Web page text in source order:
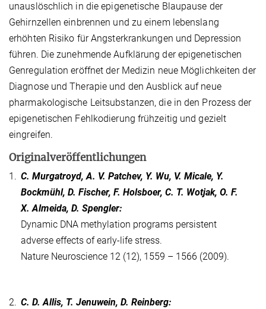
unauslöschlich in die epigenetische Blaupause der
Gehirnzellen einbrennen und zu einem lebenslang
erhöhten Risiko für Angsterkrankungen und Depression
führen. Die zunehmende Aufklärung der epigenetischen
Genregulation eröffnet der Medizin neue Möglichkeiten der
Diagnose und Therapie und den Ausblick auf neue
pharmakologische Leitsubstanzen, die in den Prozess der
epigenetischen Fehlkodierung frühzeitig und gezielt
eingreifen.
Originalveröffentlichungen
1. C. Murgatroyd, A. V. Patchev, Y. Wu, V. Micale, Y.
Bockmühl, D. Fischer, F. Holsboer, C. T. Wotjak, O. F.
X. Almeida, D. Spengler:
Dynamic DNA methylation programs persistent
adverse effects of early-life stress.
Nature Neuroscience 12 (12), 1559 – 1566 (2009).
2. C. D. Allis, T. Jenuwein, D. Reinberg: